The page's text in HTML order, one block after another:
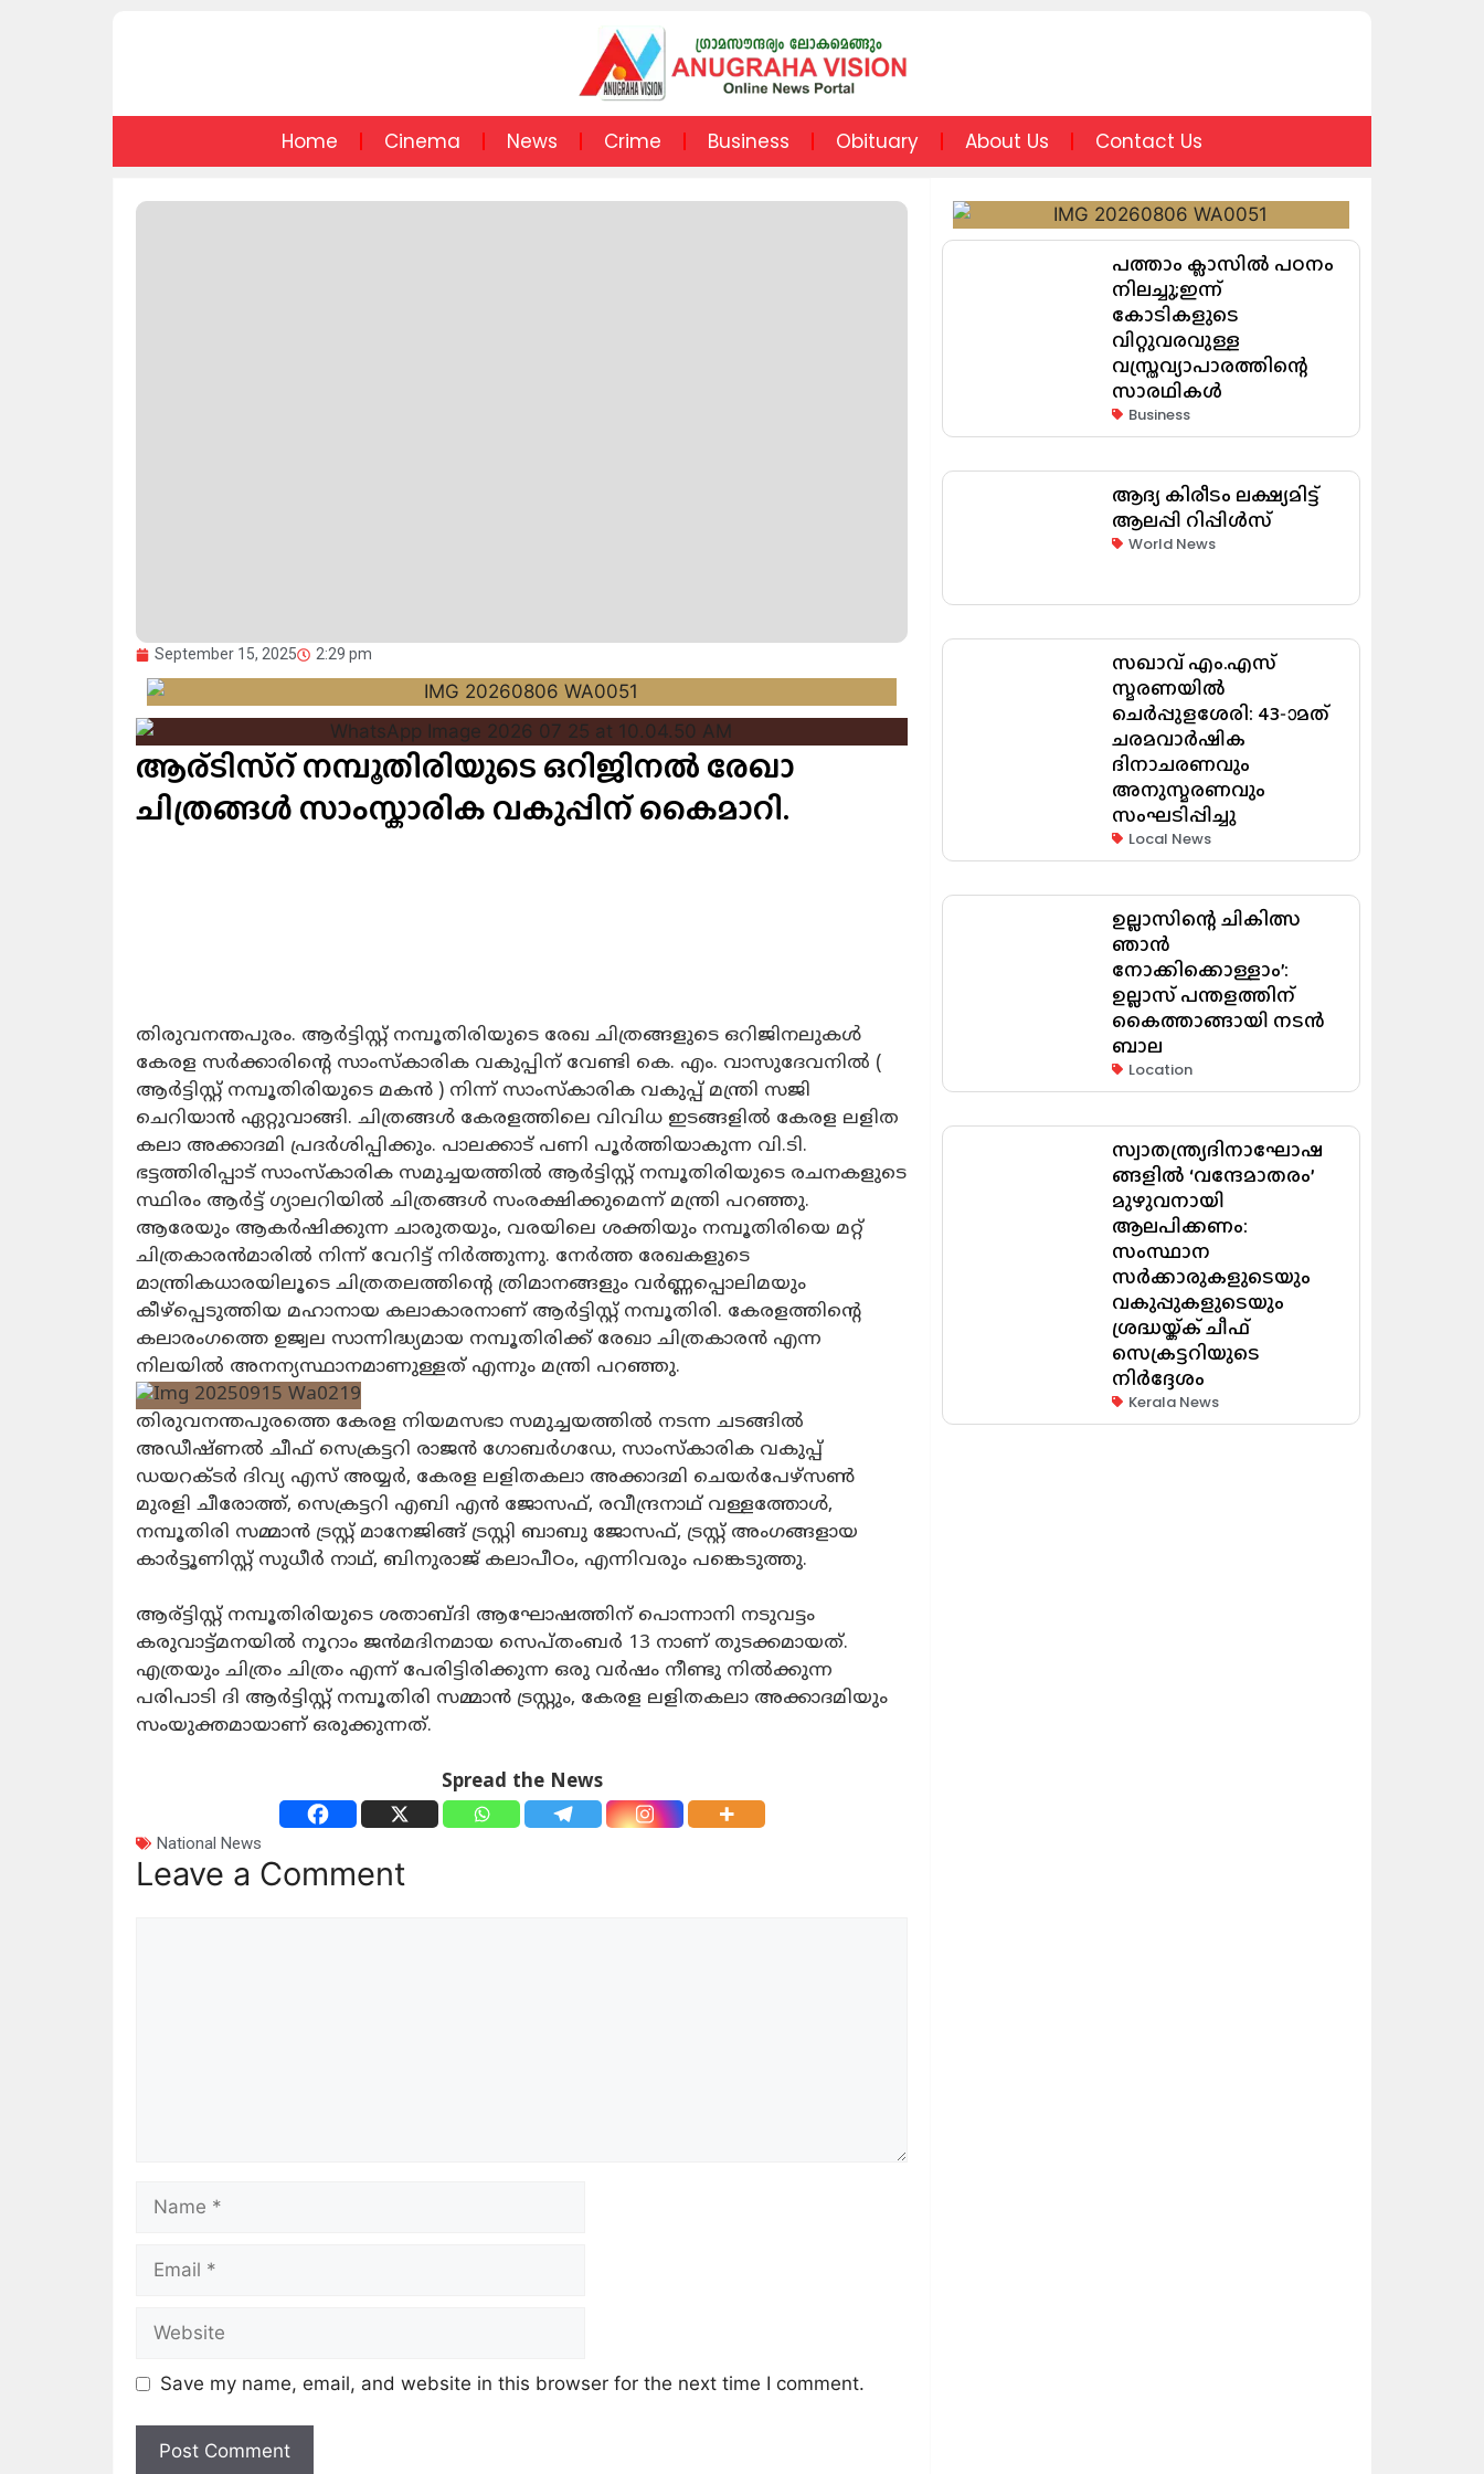
Home Cinema News Crime Business Obituary About Us Contact Us
September 15, 2025 2:29 pm
ആര്ടിസ്റ് നമ്പൂതിരിയുടെ ഒറിജിനൽ രേഖാ
ചിത്രങ്ങൾ സാംസ്കാരിക വകുപ്പിന് കൈമാറി.
തിരുവനന്തപുരം. ആർട്ടിസ്റ്റ് നമ്പൂതിരിയുടെ രേഖ ചിത്രങ്ങളുടെ ഒറിജിനലുകൾ
കേരള സർക്കാരിൻ്റെ സാംസ്കാരിക വകുപ്പിന് വേണ്ടി കെ. എം. വാസുദേവനിൽ (
ആർട്ടിസ്റ്റ് നമ്പൂതിരിയുടെ മകൻ ) നിന്ന് സാംസ്കാരിക വകുപ്പ് മന്ത്രി സജി
ചെറിയാൻ ഏറ്റുവാങ്ങി. ചിത്രങ്ങൾ കേരളത്തിലെ വിവിധ ഇടങ്ങളിൽ കേരള ലളിത
കലാ അക്കാദമി പ്രദർശിപ്പിക്കും. പാലക്കാട് പണി പൂർത്തിയാകുന്ന വി.ടി.
ഭട്ടത്തിരിപ്പാട് സാംസ്കാരിക സമുച്ചയത്തിൽ ആർട്ടിസ്റ്റ് നമ്പൂതിരിയുടെ രചനകളുടെ
സ്ഥിരം ആർട്ട് ഗ്യാലറിയിൽ ചിത്രങ്ങൾ സംരക്ഷിക്കുമെന്ന് മന്ത്രി പറഞ്ഞു.
ആരേയും ആകര്‍ഷിക്കുന്ന ചാരുതയും, വരയിലെ ശക്തിയും നമ്പൂതിരിയെ മറ്റ്
ചിത്രകാരന്‍മാരില്‍ നിന്ന് വേറിട്ട് നിര്‍ത്തുന്നു. നേര്‍ത്ത രേഖകളുടെ
മാന്ത്രികധാരയിലൂടെ ചിത്രതലത്തിന്‍റെ ത്രിമാനങ്ങളും വര്‍ണ്ണപ്പൊലിമയും
കീഴ്പ്പെടുത്തിയ മഹാനായ കലാകാരനാണ് ആര്‍ട്ടിസ്റ്റ് നമ്പൂതിരി. കേരളത്തിന്‍റെ
കലാരംഗത്തെ ഉജ്വല സാന്നിദ്ധ്യമായ നമ്പൂതിരിക്ക് രേഖാ ചിത്രകാരന്‍ എന്ന
നിലയില്‍ അനന്യസ്ഥാനമാണുള്ളത് എന്നും മന്ത്രി പറഞ്ഞു.
തിരുവനന്തപുരത്തെ കേരള നിയമസഭാ സമുച്ചയത്തിൽ നടന്ന ചടങ്ങിൽ
അഡീഷ്ണൽ ചീഫ് സെക്രട്ടറി രാജൻ ഗോബർഗഡേ, സാംസ്കാരിക വകുപ്പ്
ഡയറക്ടർ ദിവ്യ എസ് അയ്യർ, കേരള ലളിതകലാ അക്കാദമി ചെയർപേഴ്സൺ
മുരളി ചീരോത്ത്, സെക്രട്ടറി എബി എൻ ജോസഫ്, രവീന്ദ്രനാഥ് വള്ളത്തോൾ,
നമ്പൂതിരി സമ്മാൻ ട്രസ്റ്റ് മാനേജിങ്ങ് ട്രസ്റ്റി ബാബു ജോസഫ്, ട്രസ്റ്റ് അംഗങ്ങളായ
കാർട്ടൂണിസ്റ്റ് സുധീർ നാഥ്, ബിനുരാജ് കലാപീഠം, എന്നിവരും പങ്കെടുത്തു.
ആര്ട്ടിസ്റ്റ് നമ്പൂതിരിയുടെ ശതാബ്ദി ആഘോഷത്തിന് പൊന്നാനി നടുവട്ടം
കരുവാട്ട്മനയിൽ നൂറാം ജൻമദിനമായ സെപ്തംബർ 13 നാണ് തുടക്കമായത്.
എത്രയും ചിത്രം ചിത്രം എന്ന് പേരിട്ടിരിക്കുന്ന ഒരു വർഷം നീണ്ടു നിൽക്കുന്ന
പരിപാടി ദി ആര്‍ട്ടിസ്റ്റ് നമ്പൂതിരി സമ്മാന്‍ ട്രസ്റ്റും, കേരള ലളിതകലാ അക്കാദമിയും
സംയുക്തമായാണ് ഒരുക്കുന്നത്.
Spread the News
National News
Leave a Comment
Save my name, email, and website in this browser for the next time I comment.
പത്താം ക്ലാസിൽ പഠനം
നിലച്ചു;ഇന്ന്
കോടികളുടെ
വിറ്റുവരവുള്ള
വസ്ത്രവ്യാപാരത്തിന്റെ
സാരഥികൾ
Business
ആദ്യ കിരീടം ലക്ഷ്യമിട്ട്
ആലപ്പി റിപ്പിൾസ്
World News
സഖാവ് എം.എസ്
സ്മരണയിൽ
ചെർപ്പുളശേരി: 43-ാമത്
ചരമവാർഷിക
ദിനാചരണവും
അനുസ്മരണവും
സംഘടിപ്പിച്ചു
Local News
ഉല്ലാസിന്റെ ചികിത്സ
ഞാൻ
നോക്കിക്കൊള്ളാം’:
ഉല്ലാസ് പന്തളത്തിന്
കൈത്താങ്ങായി നടൻ
ബാല
Location
സ്വാതന്ത്ര്യദിനാഘോഷ
ങ്ങളിൽ ‘വന്ദേമാതരം’
മുഴുവനായി
ആലപിക്കണം:
സംസ്ഥാന
സർക്കാരുകളുടെയും
വകുപ്പുകളുടെയും
ശ്രദ്ധയ്ക്ക് ചീഫ്
സെക്രട്ടറിയുടെ
നിർദ്ദേശം
Kerala News